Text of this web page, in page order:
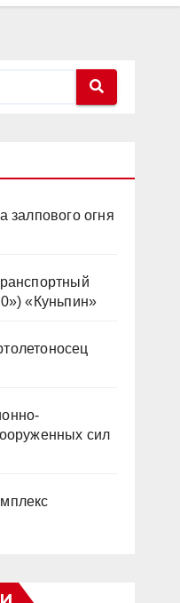
залпового огня
«Куньпин»
сил